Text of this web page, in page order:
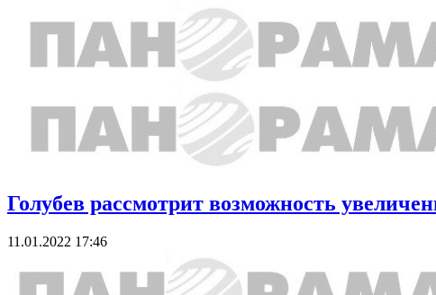
Голубев рассмотрит возможность
11.01.2022 17:46